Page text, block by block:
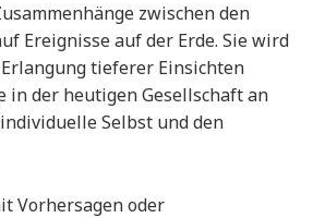
zwischen den
Ereignisse auf der Erde. Sie wird
tieferer Einsichten
der heutigen Gesellschaft an
Selbst und den
Vorhersagen oder